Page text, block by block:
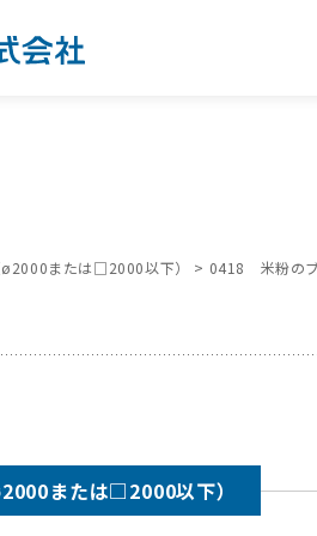
または□2000以下） > 0418 米粉の
または□2000以下）